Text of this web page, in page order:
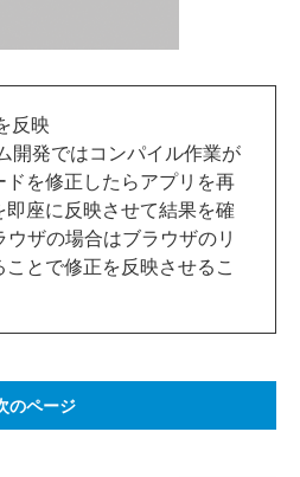
反映
開発ではコンパイル作業が
を修正したらアプリを再
座に反映させて結果を確
ザの場合はブラウザのリ
とで修正を反映させるこ
のページ